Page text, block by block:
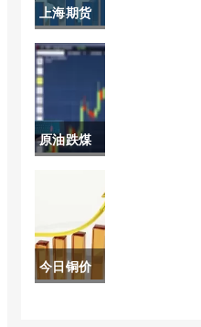
格)
上海期货
铜交易所
实时行情
(今天上海
期货铜价
原油跌煤
(原油跌燃
料油会跌
吗)
今日铜价